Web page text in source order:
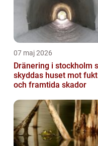
07 maj 2026
Dränering i stockholm så
skyddas huset mot fukt
och framtida skador